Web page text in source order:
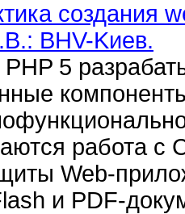
создания
BHV-Kиeв.
5
работа с
Web-
и PDF-